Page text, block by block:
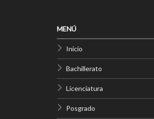
MENÚ
Inicio
Bachillerato
Licenciatura
Posgrado